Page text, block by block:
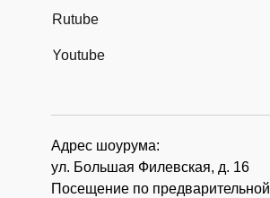
Адрес шоурума:
ул. Большая Филевская, д. 16
Посещение по предварительной
Rutube
Youtube